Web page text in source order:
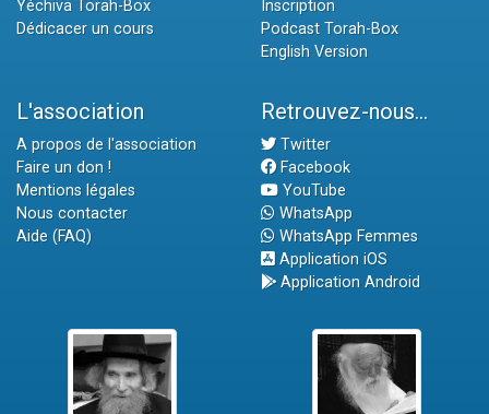
Yéchiva Torah-Box
Dédicacer un cours
Inscription
Podcast Torah-Box
English Version
L'association
A propos de l'association
Faire un don !
Mentions légales
Nous contacter
Aide (FAQ)
Retrouvez-nous...
Twitter
Facebook
YouTube
WhatsApp
WhatsApp Femmes
Application iOS
Application Android